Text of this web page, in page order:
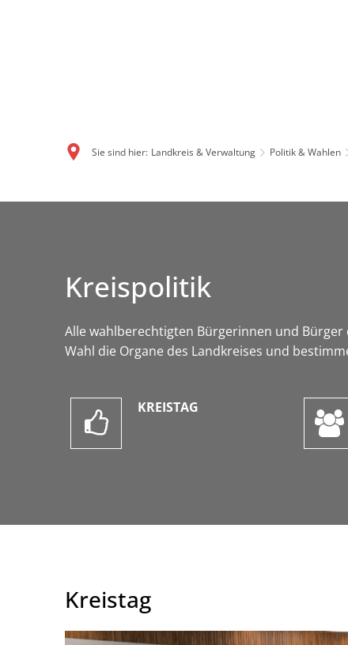
Sie sind hier: Landkreis & Verwaltung Politik & Wahlen
Kreispolitik
Alle wahlberechtigten Bürgerinnen und
Wahl die Organe des Landkreises und
KREISTAG
Kreistag